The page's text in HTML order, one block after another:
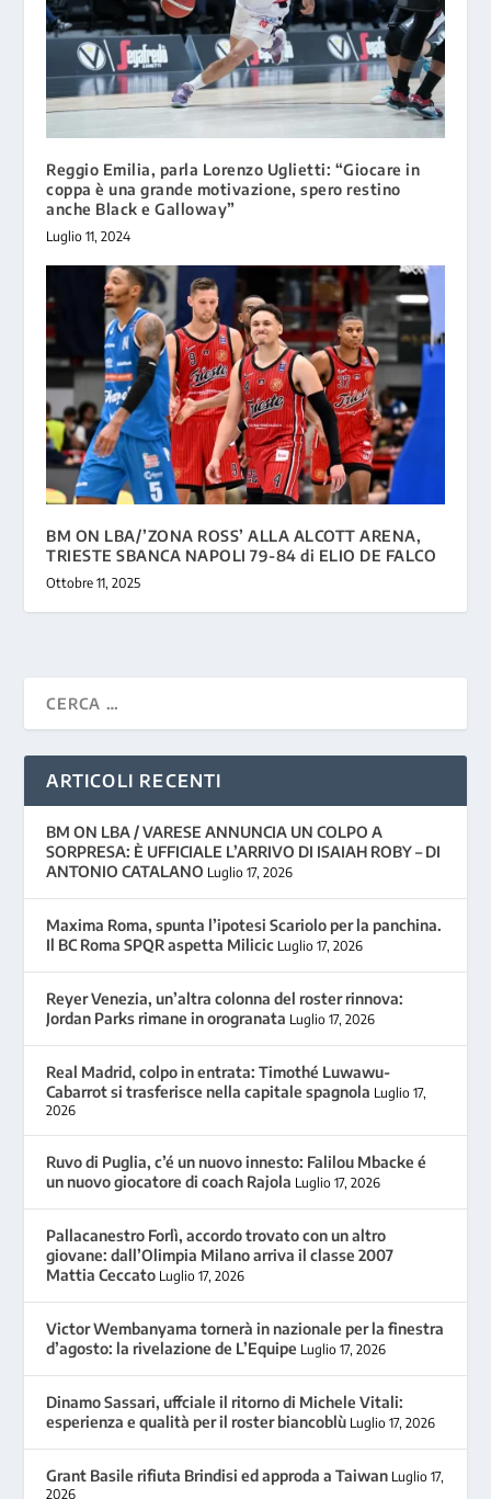
Reggio Emilia, parla Lorenzo Uglietti: “Giocare in
coppa è una grande motivazione, spero restino
anche Black e Galloway”
Luglio 11, 2024
BM ON LBA/’ZONA ROSS’ ALLA ALCOTT ARENA,
TRIESTE SBANCA NAPOLI 79-84 di ELIO DE FALCO
Ottobre 11, 2025
ARTICOLI RECENTI
BM ON LBA / VARESE ANNUNCIA UN COLPO A
SORPRESA: È UFFICIALE L’ARRIVO DI ISAIAH ROBY – DI
ANTONIO CATALANO Luglio 17, 2026
Maxima Roma, spunta l’ipotesi Scariolo per la panchina.
Il BC Roma SPQR aspetta Milicic Luglio 17, 2026
Reyer Venezia, un’altra colonna del roster rinnova:
Jordan Parks rimane in orogranata Luglio 17, 2026
Real Madrid, colpo in entrata: Timothé Luwawu-
Cabarrot si trasferisce nella capitale spagnola Luglio 17,
2026
Ruvo di Puglia, c’é un nuovo innesto: Falilou Mbacke é
un nuovo giocatore di coach Rajola Luglio 17, 2026
Pallacanestro Forlì, accordo trovato con un altro
giovane: dall’Olimpia Milano arriva il classe 2007
Mattia Ceccato Luglio 17, 2026
Victor Wembanyama tornerà in nazionale per la finestra
d’agosto: la rivelazione de L’Equipe Luglio 17, 2026
Dinamo Sassari, uffciale il ritorno di Michele Vitali:
esperienza e qualità per il roster biancoblù Luglio 17, 2026
Grant Basile rifiuta Brindisi ed approda a Taiwan Luglio 17,
2026